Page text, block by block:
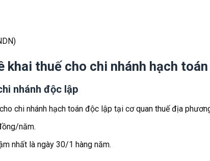
khai thuế cho chi nhánh hạch
nhánh độc lập
chi nhánh hạch toán độc lập tại cơ quan thuế địa
năm.
nhất là ngày 30/1 hàng năm.